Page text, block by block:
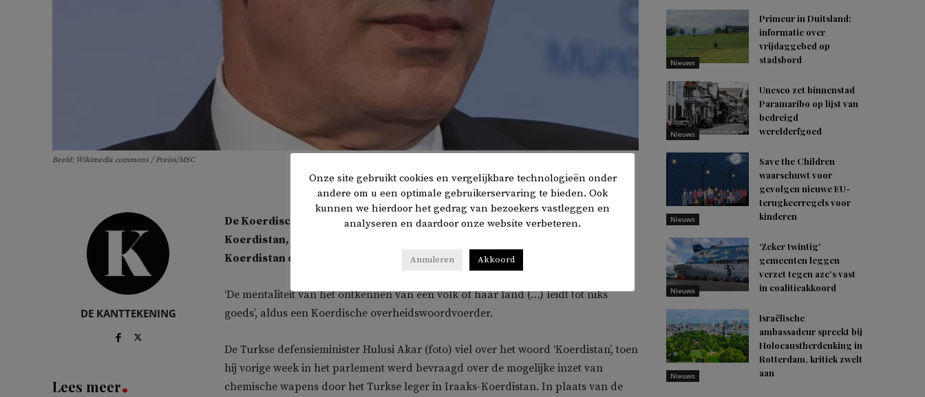
Beeld: Wikimedia commons / Preiss/MSC
DE KANTTEKENING
Lees meer
De Koerdische Autonome Regio binnen Irak, beter bekend als Iraaks-
Koerdistan, veroordeelt de ontkenning van het bestaan van Iraaks-
Koerdistan door Turkije. Dat schrijft de Turkse nieuwssite
‘De mentaliteit van het ontkennen van een volk of haar land (…) leidt tot niks
goeds’, aldus een Koerdische overheidswoordvoerder.
De Turkse defensieminister Hulusi Akar (foto) viel over het woord ‘Koerdistan’, toen
hij vorige week in het parlement werd bevraagd over de mogelijke inzet van
chemische wapens door het Turkse leger in Iraaks-Koerdistan. In plaats van de
Nieuws
Primeur in Duitsland:
informatie over
vrijdaggebed op
stadsbord
Nieuws
Unesco zet binnenstad
Paramaribo op lijst van
bedreigd
werelderfgoed
Nieuws
Save the Children
waarschuwt voor
gevolgen nieuwe EU-
terugkeerregels voor
kinderen
Nieuws
‘Zeker twintig’
gemeenten leggen
verzet tegen azc’s vast
in coalitieakkoord
Nieuws
Israëlische
ambassadeur spreekt bij
Holocaustherdenking in
Rotterdam, kritiek zwelt
aan
Onze site gebruikt cookies en vergelijkbare technologieën onder
andere om u een optimale gebruikerservaring te bieden. Ook
kunnen we hierdoor het gedrag van bezoekers vastleggen en
analyseren en daardoor onze website verbeteren.
Annuleren Akkoord